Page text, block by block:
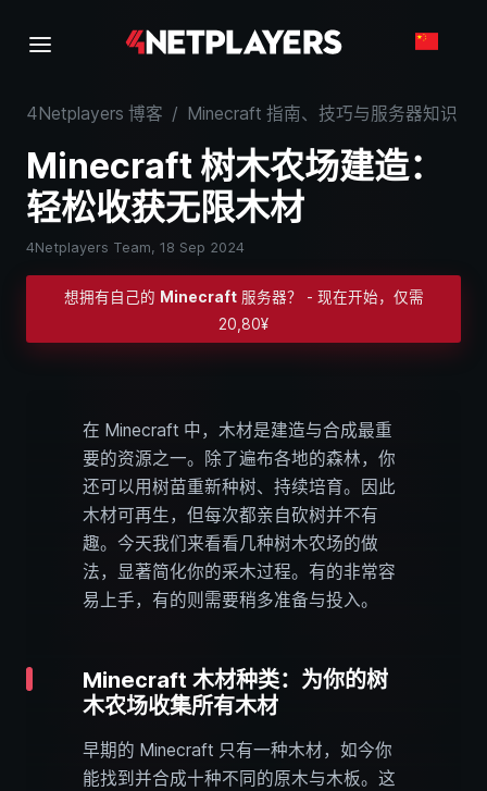
4Netplayers 博客 / Minecraft 指南、技巧与服务器知识
Minecraft 树木农场建造：
轻松收获无限木材
4Netplayers Team, 18 Sep 2024
想拥有自己的 Minecraft服务器？ - 现在开始，仅需
20,80¥
在 Minecraft 中，木材是建造与合成最重
要的资源之一。除了遍布各地的森林，你
还可以用树苗重新种树、持续培育。因此
木材可再生，但每次都亲自砍树并不有
趣。今天我们来看看几种树木农场的做
法，显著简化你的采木过程。有的非常容
易上手，有的则需要稍多准备与投入。
Minecraft 木材种类：为你的树
木农场收集所有木材
早期的 Minecraft 只有一种木材，如今你
能找到并合成十种不同的原木与木板。这